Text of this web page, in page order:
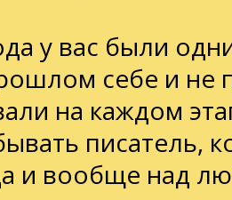
у вас были
себе и не
на каждом
писатель,
и вообще над